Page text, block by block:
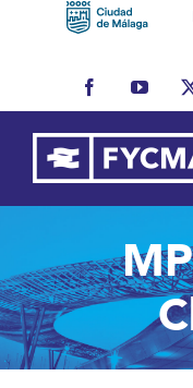
Facebook